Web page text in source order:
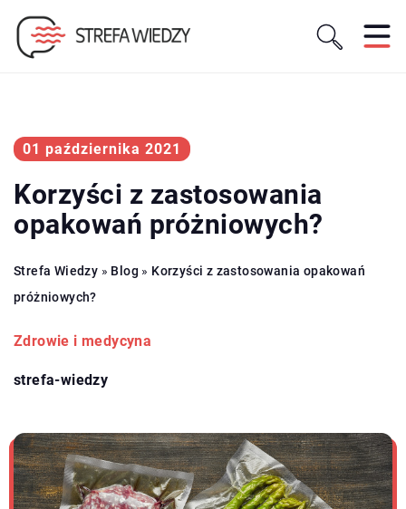
01 października 2021
Korzyści z zastosowania
opakowań próżniowych?
Strefa Wiedzy » Blog » Korzyści z zastosowania opakowań
próżniowych?
Zdrowie i medycyna
strefa-wiedzy